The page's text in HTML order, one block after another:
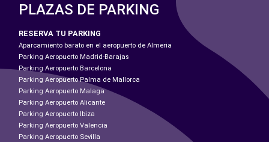
PLAZAS DE PARKING
RESERVA TU PARKING
Aparcamiento barato en el aeropuerto de Almeria
Parking Aeropuerto Madrid-Barajas
Parking Aeropuerto Barcelona
Parking Aeropuerto Palma de Mallorca
Parking Aeropuerto Malaga
Parking Aeropuerto Alicante
Parking Aeropuerto Ibiza
Parking Aeropuerto Valencia
Parking Aeropuerto Sevilla